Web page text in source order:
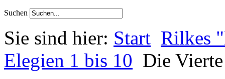
Suchen
Sie sind hier: Start Rilkes
Elegien 1 bis 10 Die